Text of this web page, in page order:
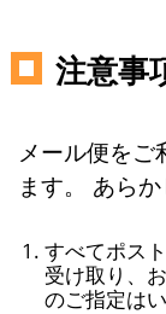
注意事
メール便をご
ます。 あらか
すべてポス
受け取り、
のご指定は